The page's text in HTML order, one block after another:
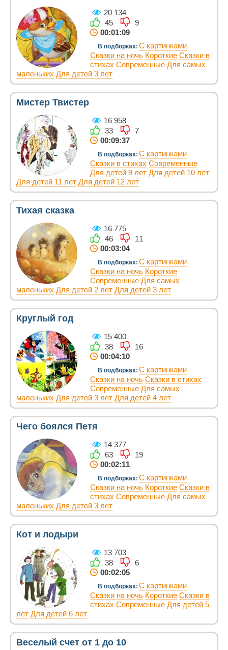
20 134
45
9
00:01:09
В подборках: С картинками
Сказки на ночь Короткие Сказки в
стихах Современные Для самых
маленьких Для детей 3 лет
Мистер Твистер
16 958
33
7
00:09:37
В подборках: С картинками
Сказки в стихах Современные
Для детей 9 лет Для детей 10 лет
Для детей 11 лет Для детей 12 лет
Тихая сказка
16 775
46
11
00:03:04
В подборках: С картинками
Сказки на ночь Короткие
Современные Для самых
маленьких Для детей 2 лет Для детей 3 лет
Круглый год
15 400
38
16
00:04:10
В подборках: С картинками
Сказки на ночь Сказки в стихах
Современные Для самых
маленьких Для детей 3 лет Для детей 4 лет
Чего боялся Петя
14 377
63
19
00:02:11
В подборках: С картинками
Сказки на ночь Короткие Сказки в
стихах Современные Для самых
маленьких Для детей 3 лет
Кот и лодыри
13 703
38
6
00:02:05
В подборках: С картинками
Сказки на ночь Короткие Сказки в
стихах Современные Для детей 5
лет Для детей 6 лет
Веселый счет от 1 до 10